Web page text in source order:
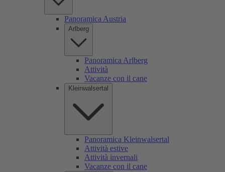
Panoramica Austria
Arlberg
Panoramica Arlberg
Attività
Vacanze con il cane
Kleinwalsertal
Panoramica Kleinwalsertal
Attività estive
Attività invernali
Vacanze con il cane